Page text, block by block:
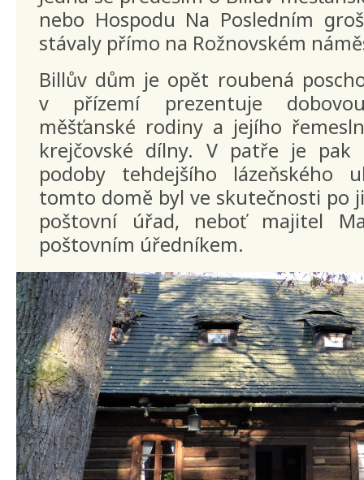
nebo Hospodu Na Posledním
stávaly přímo na Rožnovském
Billův dům je opět roubená
v přízemí prezentuje
měšťanské rodiny a jejího
krejčovské dílny. V patře je pak
podoby tehdejšího lázeňského
tomto domě byl ve skutečnosti po
poštovní úřad, neboť majitel
poštovním úředníkem.